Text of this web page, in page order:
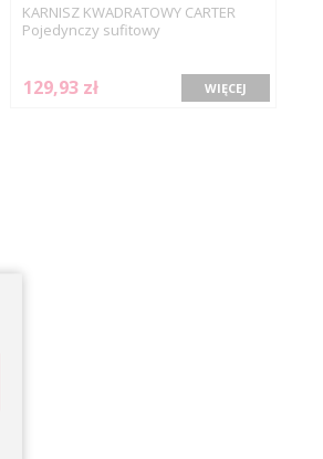
KARNISZ KWADRATOWY CARTER
Pojedynczy sufitowy
129,93 zł WIĘCEJ